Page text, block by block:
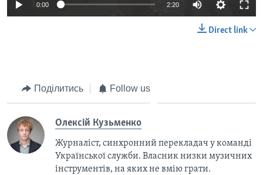
0:00 2:20
Direct link
Поділитись Follow us
Олексій Кузьменко
Журналіст, синхронний перекладач у команді
Української служби. Власник низки музичних
інструментів, на яких не вмію грати.